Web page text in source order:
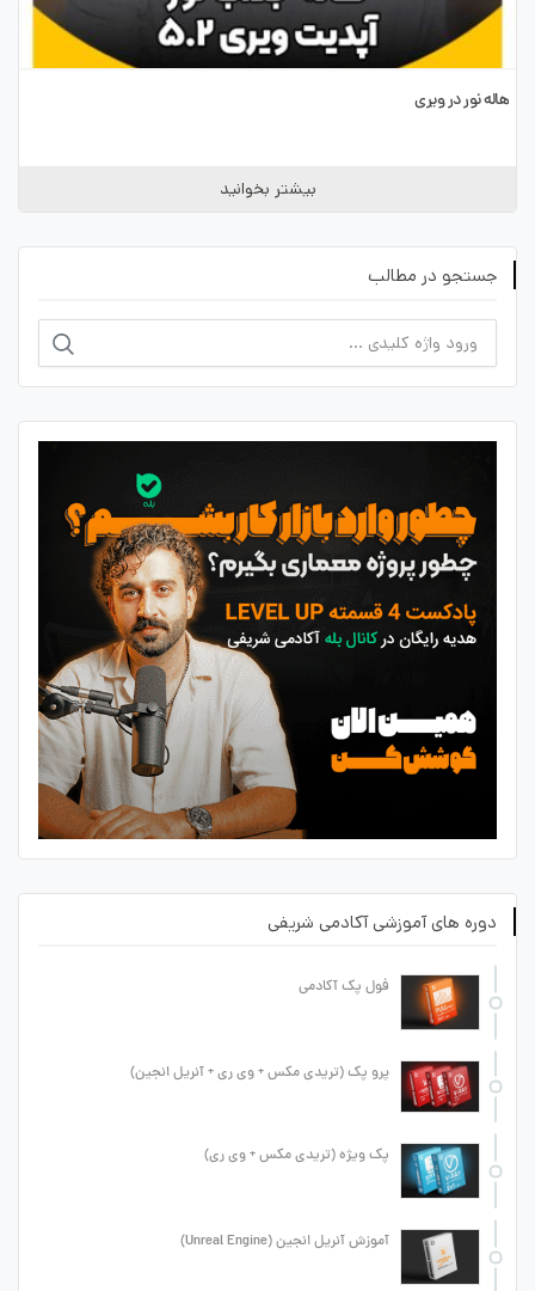
هاله نور در ویری
بیشتر بخوانید
جستجو در مطالب
دوره های آموزشی آکادمی شریفی
فول پک آکادمی
پرو پک (تریدی مکس + وی ری + آنریل انجین)
پک ویژه (تریدی مکس + وی ری)
آموزش آنریل انجین (Unreal Engine)